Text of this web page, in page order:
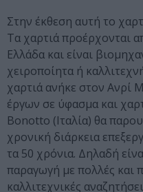
Στην έκθεση αυτή το
Τα χαρτιά προέρχονται
Ελλάδα και είναι
χειροποίητα ή
χαρτιά ανήκε στον Ανρί
έργων σε ύφασμα και
Bonotto (Ιταλία) θα
χρονική διάρκεια
τα 50 χρόνια. Δηλαδή
παραγωγή με πολλές και
καλλιτεχνικές